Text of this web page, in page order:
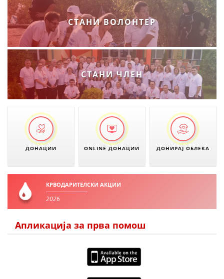
СТАНИ ВОЛОНТЕР
СТАНИ ЧЛЕН
ДОНАЦИИ ONLINE ДОНАЦИИ ДОНИРАЈ ОБЛЕКА
КРВОДАРИТЕЛСКИ АКЦИИ
2026
Апликација за прва помош